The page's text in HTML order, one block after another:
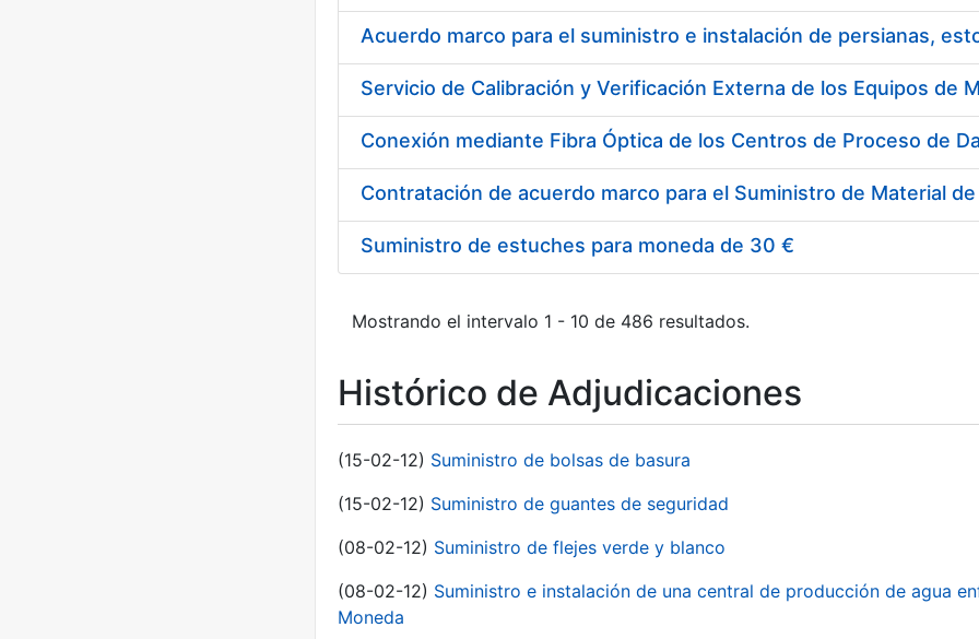
Acuerdo marco para el suministro e instalación de persianas,
Suministro de estuches para moneda de 30 €
Mostrando el intervalo 1 - 10 de 486 resultados.
Histórico de Adjudicaciones
(15-02-12) Suministro de bolsas de basura
(15-02-12) Suministro de guantes de seguridad
(08-02-12) Suministro de flejes verde y blanco
(08-02-12) Suministro e instalación de una central de producción de agua
Moneda